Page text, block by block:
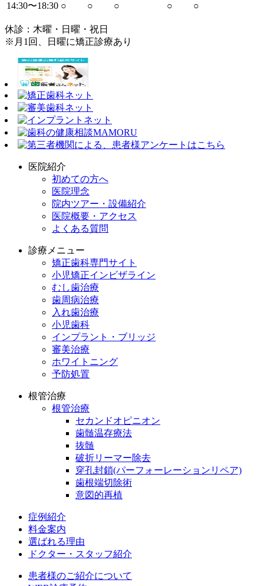
14:30〜18:30 ○ ○ ○ ○ ○
休診：木曜・日曜・祝日
※月1回、日曜に矯正診療あり
医院紹介
初めての方へ
医院理念
院内ツアー・設備紹介
医院概要・アクセス
よくある質問
診療メニュー
矯正歯科専門サイト
小児矯正インビザライン
むし歯治療
歯周病治療
入れ歯治療
小児歯科
インプラント・ブリッジ
審美治療
ホワイトニング
予防処置
根管治療
根管治療
セカンドオピニオン
歯髄温存療法
抜髄
破折リーマー除去
穿孔封鎖(パーフォーレーションリペア)
歯根端切除術
意図的再植
症例紹介
料金案内
選ばれる理由
ドクター・スタッフ紹介
患者様のご紹介について